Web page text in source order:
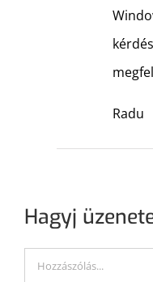
Radu
Hagyj
Hozzászólás